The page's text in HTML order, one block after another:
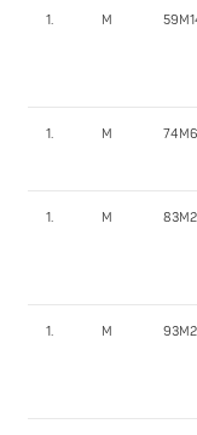
1. M
1. M
1. M
1. M